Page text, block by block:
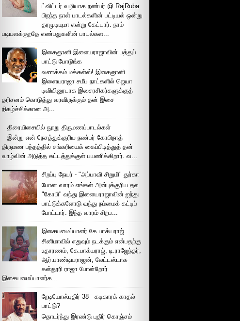
ட்விட்டர் வழியாக நண்பர் @ RajRuba
பிறந்த நாள் பாடல்களின் பட்டியல் ஒன்று
தரமுடியுமா என்று கேட்டார். நாம்
படியளக்குறதே எண்பதுகளின் பாடல்கள...
இசைஞானி இளையராஜாவின் பத்துப்
பாட்டு போடுங்க
வணக்கம் மக்கள்ஸ்! இசைஞானி
இளையராஜா சமீப நாட்களில் ஜெயா
டிவியினூடாக இசைரசிகர்களுக்குத்
தரிசனம் கொடுத்து வரவிருக்கும் தன் இசை
நிகழ்ச்சிக்கான அ...
திரையிசையில் நூறு திருமணப்பாடல்கள்
இன்று என் நேசத்துக்குரிய நண்பர் கோபிநாத்
திருமண பந்தத்தில் சங்கரியைக் கைப்பிடித்துத் தன்
வாழ்வின் அடுத்த கட்டத்துக்குள் பயணிக்கிறார். வ...
சிறப்பு நேயர் - "அப்பாவி சிறுமி" துர்கா
போன வாரம் எங்கள் அன்புக்குரிய தல
"கோபி" வந்து இளையராஜாவின் ஐந்து
பாட்டுக்களோடு வந்து நம்மைக் கட்டிப்
போட்டார். இந்த வாரம் சிறப...
இசையமைப்பாளர் கே.பாக்யராஜ்
சினிமாவில் எதுவும் நடக்கும் என்பதற்கு
உதாரணம், கே.பாக்யராஜ், டி.ராஜேந்தர்,
ஆர்.பாண்டியராஜன், லேட்டஸ்டாக
கஸ்தூரி ராஜா போன்றோர்
இசையமைப்பாளர்க...
றேடியோஸ்புதிர் 38 - கடிகாரக் காதல்
பாட்டு்?
தொடர்ந்து இரண்டு புதிர் கொஞ்சம்